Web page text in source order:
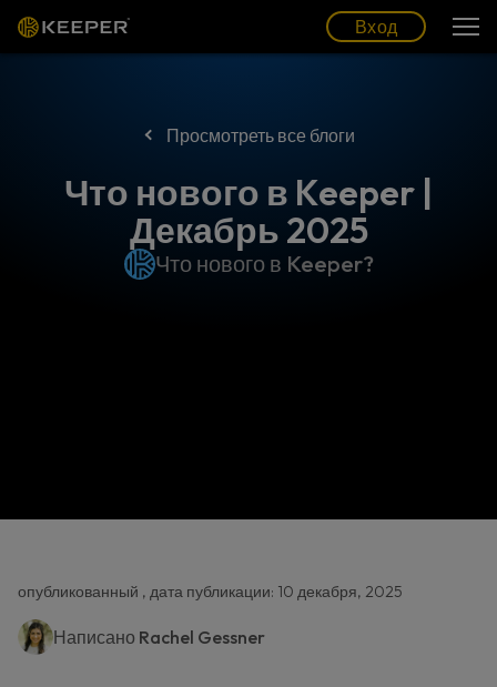
Вход
Просмотреть все блоги
Что нового в Keeper |
Декабрь 2025
Что нового в Keeper?
опубликованный , дата публикации: 10 декабря, 2025
Написано Rachel Gessner